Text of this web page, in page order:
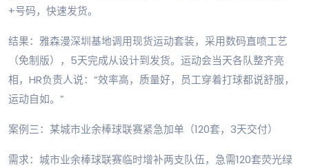
+号码，快速发货。
结果：雅森漫深圳基地调用现货运动套装，采用数码直喷工艺
（免制版），5天完成从设计到发货。运动会当天各队整齐亮
相，HR负责人说：“效率高，质量好，员工穿着打球都说舒服，
运动自如。”
案例三：某城市业余棒球联赛紧急加单（120套，3天交付）
需求：城市业余棒球联赛临时增补两支队伍，急需120套荧光绿